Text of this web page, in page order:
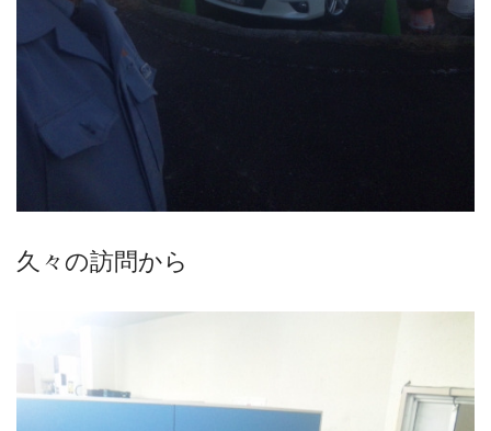
久々の訪問から